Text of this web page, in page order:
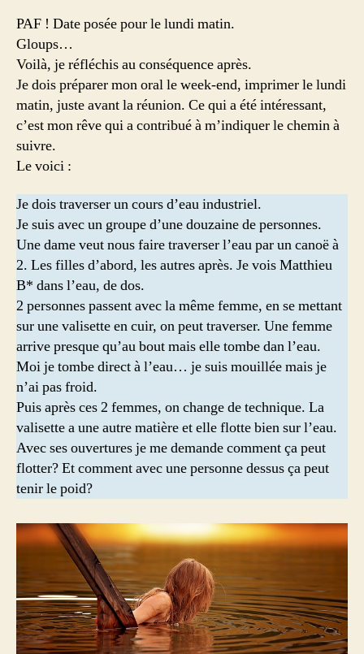
PAF ! Date posée pour le lundi matin.
Gloups…
Voilà, je réfléchis au conséquence après.
Je dois préparer mon oral le week-end, imprimer le lundi
matin, juste avant la réunion. Ce qui a été intéressant,
c’est mon rêve qui a contribué à m’indiquer le chemin à
suivre.
Le voici :
Je dois traverser un cours d’eau industriel.
Je suis avec un groupe d’une douzaine de personnes.
Une dame veut nous faire traverser l’eau par un canoë à
2. Les filles d’abord, les autres après. Je vois Matthieu
B* dans l’eau, de dos.
2 personnes passent avec la même femme, en se mettant
sur une valisette en cuir, on peut traverser. Une femme
arrive presque qu’au bout mais elle tombe dan l’eau.
Moi je tombe direct à l’eau… je suis mouillée mais je
n’ai pas froid.
Puis après ces 2 femmes, on change de technique. La
valisette a une autre matière et elle flotte bien sur l’eau.
Avec ses ouvertures je me demande comment ça peut
flotter? Et comment avec une personne dessus ça peut
tenir le poid?